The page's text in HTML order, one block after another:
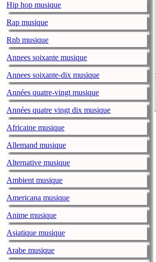
Hip hop musique
Rap musique
Rnb musique
Annees soixante musique
Annees soixante-dix musique
Années quatre-vingt musique
Années quatre vingt dix musique
Africaine musique
Allemand musique
Alternative musique
Ambient musique
Americana musique
Anime musique
Asiatique musique
Arabe musique